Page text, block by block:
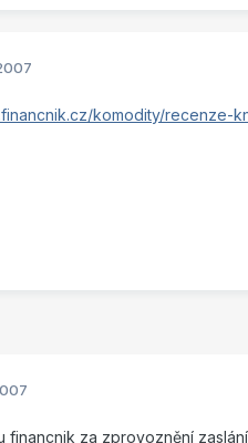
komodity/recenze-
financnik za zprovoznění